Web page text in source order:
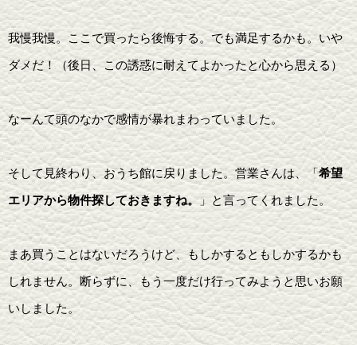
我慢我慢。ここで買ったら後悔する。でも満足するかも。いや
ダメだ！（後日、この誘惑に耐えてよかったと心から思える）
なーんて頭のなかで感情が暴れまわっていました。
そして見終わり、おうち館に戻りました。営業さんは、「希望
エリアから物件探しておきますね。 」と言ってくれました。
まあ買うことはないだろうけど、もしかするともしかするかも
しれません。断らずに、もう一度だけ行ってみようと思いお願
いしました。